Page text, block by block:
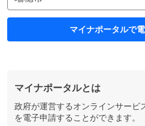
マイナポータルで
マイナポータルとは
政府が運営するオンラインサービ
を電子申請することができます。